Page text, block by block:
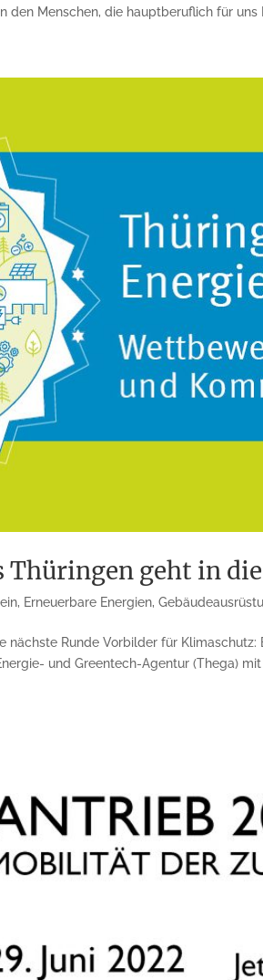
den Menschen, die hauptberuflich für uns
geht in die
, Erneuerbare Energien,
nächste Runde Vorbilder für
und Greentech-Agentur (Thega)